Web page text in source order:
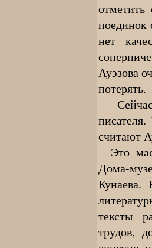
отметить
поединок
нет
Ауэзова
потерять.
–
считают
– Это
Дома-
Кунаева.
тексты
трудов,